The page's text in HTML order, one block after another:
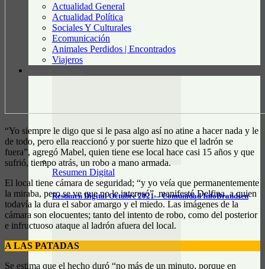
Actualidad General
Actualidad Política
Sociales Y Culturales
Ecomunicación
Animales Perdidos | Encontrados
Viajeros
Resumen Digital
Resumen Digital Octubre 2021 – Comunidad InfoBrandsen
“Yo siempre le digo que si le pasa algo así no atine a hacer nada y le
de todo, pero ella reaccionó y por suerte hizo que el ladrón se
fuera”, agregó Mabel, quien tiene ese local hace casi 15 años y que
sufrió, tiempo atrás, un robo a mano armada.
El local tiene cámara de seguridad; “y yo veía que permanentemente
la miraba, pero se ve que no le interesó”, manifestó Delfina, a quien
todavía la dura el sabor amargo y el miedo. Las imágenes de la
cámara son elocuentes; tanto del intento de robo, como del posterior
e infructuoso ataque al ladrón afuera del local.
A LAS PATADAS
Se estima que el hecho duró “no más de un minuto, porque en